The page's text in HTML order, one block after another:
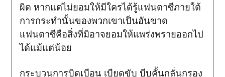
ผิด หากแต่ไม่ยอมให้มีใครได้รู้แฟนตาซีภายใต้
การกระทำนั้นของพวกเขาเป็นอันขาด
แฟนตาซีคือสิ่งที่มิอาจยอมให้แพร่งพรายออกไป
ได้แม้แต่น้อย
กระบวนการบิดเบือน เบียดขับ บีบคั้นกลั่นกรอง